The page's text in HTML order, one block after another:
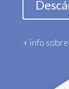
+ info